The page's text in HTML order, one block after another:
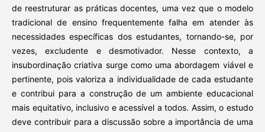
de reestruturar as práticas docentes, uma vez que o modelo
tradicional de ensino frequentemente falha em atender às
necessidades específicas dos estudantes, tornando-se, por
vezes, excludente e desmotivador. Nesse contexto, a
insubordinação criativa surge como uma abordagem viável e
pertinente, pois valoriza a individualidade de cada estudante
e contribui para a construção de um ambiente educacional
mais equitativo, inclusivo e acessível a todos. Assim, o estudo
deve contribuir para a discussão sobre a importância de uma